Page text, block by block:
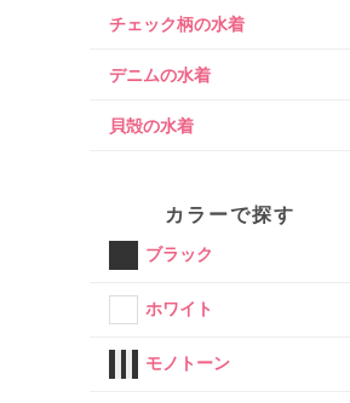
チェック柄の水着
デニムの水着
貝殻の水着
カラーで探す
ブラック
ホワイト
モノトーン